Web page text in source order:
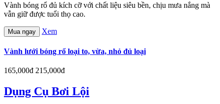
Vành bóng rổ đủ kích cỡ với chất liệu siêu bền, chịu mưa nắng mà
vẫn giữ được tuổi thọ cao.
Mua ngay Xem
Vành lưới bóng rổ loại to, vừa, nhỏ đủ loại
165,000đ 215,000đ
Dụng Cụ Bơi Lội